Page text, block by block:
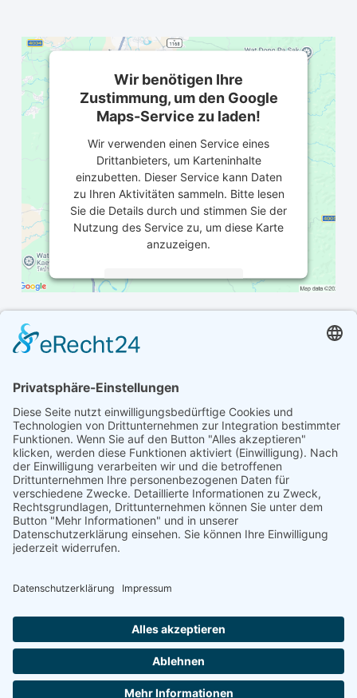
- Harz Hiking Metal Punk -
Harzklub-Wanderführer
Zertifizierter Natur- & Landschaftsführer
Nationalpark-Guide &
Nationalpark-Partner
im Nationalpark Harz
Wir benötigen Ihre
Zustimmung, um den Google
Maps-Service zu laden!
Wir verwenden einen Service eines
Drittanbieters, um Karteninhalte
einzubetten. Dieser Service kann Daten
zu Ihren Aktivitäten sammeln. Bitte lesen
Sie die Details durch und stimmen Sie der
Nutzung des Service zu, um diese Karte
anzuzeigen.
Mehr Informationen
powered by